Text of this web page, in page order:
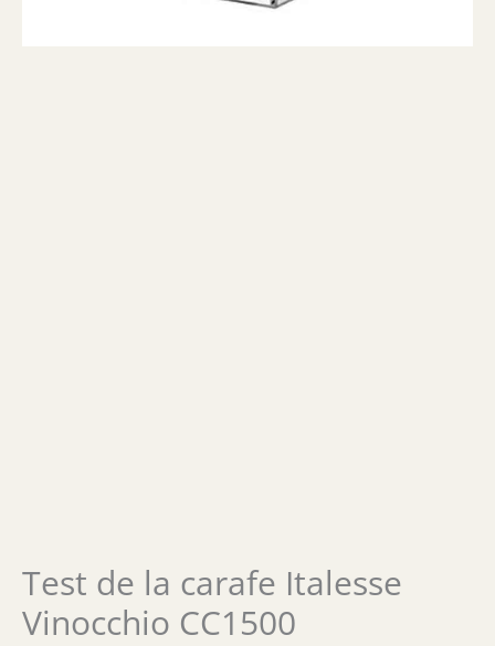
Test de la carafe Italesse
Vinocchio CC1500